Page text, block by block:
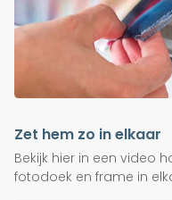
Zet hem zo in elkaar
Bekijk hier in een video
fotodoek en frame in